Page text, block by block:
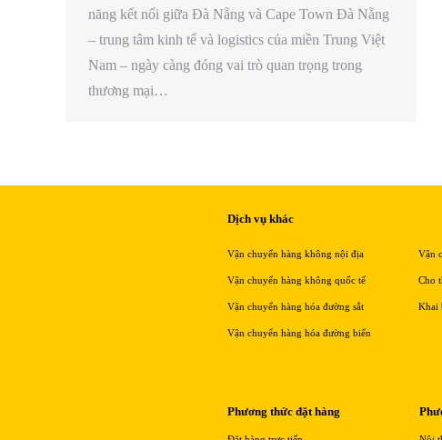
năng kết nối giữa Đà Nẵng và Cape Town Đà Nẵng
– trung tâm kinh tế và logistics của miền Trung Việt
Nam – ngày càng đóng vai trò quan trọng trong
thương mại…
Dịch vụ khác
Vận chuyển hàng không nội địa
Vận chuyển hàng không quốc tế
Vận chuyển hàng hóa đường sắt
Vận chuyển hàng hóa đường biển
Vận
Cho
Khai
Phương thức đặt hàng